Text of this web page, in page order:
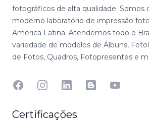
fotográficos de alta qualidade. Somos
moderno laboratório de impressão
América Latina. Atendemos todo o
variedade de modelos de Álbuns,
de Fotos, Quadros, Fotopresentes e
FacebookInstagramLinkedinBlog YouTube
Certificações